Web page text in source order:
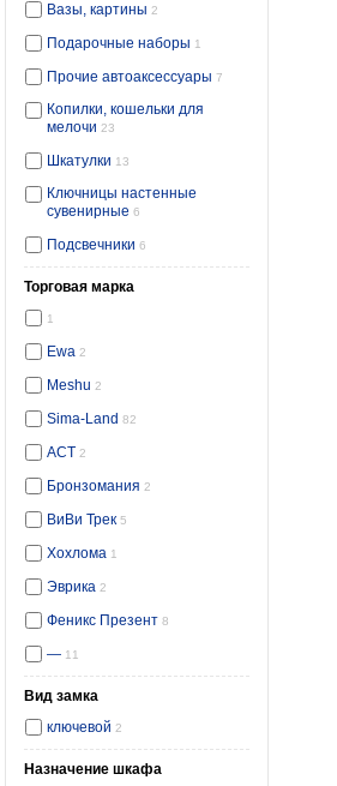
Вазы, картины 2
Подарочные наборы 1
Прочие автоаксессуары 7
Копилки, кошельки для
мелочи 23
Шкатулки 13
Ключницы настенные
сувенирные 6
Подсвечники 6
Торговая марка
1
Ewa 2
Meshu 2
Sima-Land 82
АСТ 2
Бронзомания 2
ВиВи Трек 5
Хохлома 1
Эврика 2
Феникс Презент 8
— 11
Вид замка
ключевой 2
Назначение шкафа